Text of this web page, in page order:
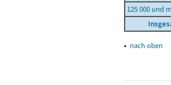
125 000 und
▴ nach oben